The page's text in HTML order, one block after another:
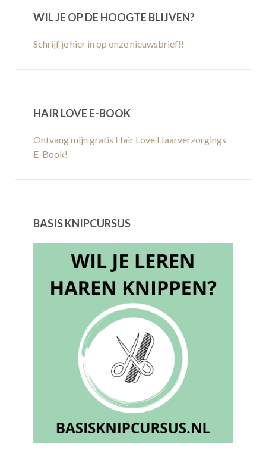
WIL JE OP DE HOOGTE BLIJVEN?
Schrijf je hier in op onze nieuwsbrief!!
HAIR LOVE E-BOOK
Ontvang mijn gratis Hair Love Haarverzorgings
E-Book!
BASIS KNIPCURSUS